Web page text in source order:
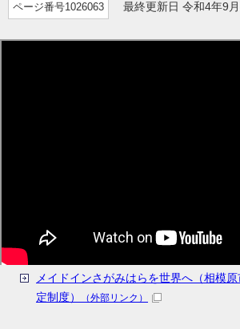
ページ番号1026063 最終更新日 令和4年9月
メイドインさがみはらを世界へ（相模
定制度）
（外部リンク）